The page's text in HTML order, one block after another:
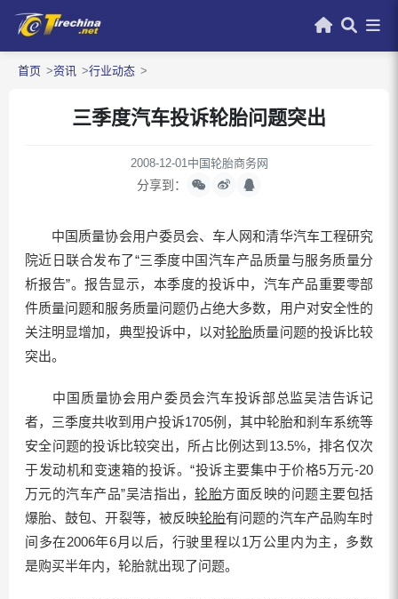
首页 资讯 行业动态
三季度汽车投诉轮胎问题突出
2008-12-01中国轮胎商务网
分享到：
中国质量协会用户委员会、车人网和清华汽车工程研究
院近日联合发布了“三季度中国汽车产品质量与服务质量分
析报告”。报告显示，本季度的投诉中，汽车产品重要零部
件质量问题和服务质量问题仍占绝大多数，用户对安全性的
关注明显增加，典型投诉中，以对轮胎质量问题的投诉比较
突出。
中国质量协会用户委员会汽车投诉部总监吴洁告诉记
者，三季度共收到用户投诉1705例，其中轮胎和刹车系统等
安全问题的投诉比较突出，所占比例达到13.5%，排名仅次
于发动机和变速箱的投诉。“投诉主要集中于价格5万元-20
万元的汽车产品”吴洁指出，轮胎方面反映的问题主要包括
爆胎、鼓包、开裂等，被反映轮胎有问题的汽车产品购车时
间多在2006年6月以后，行驶里程以1万公里内为主，多数
是购买半年内，轮胎就出现了问题。